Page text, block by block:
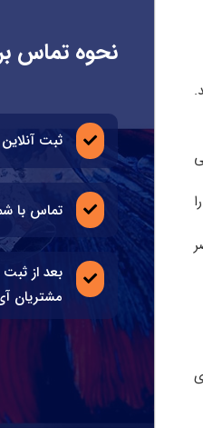
نحوه تماس
ثبت
تماس با
بعد از
مشتریان